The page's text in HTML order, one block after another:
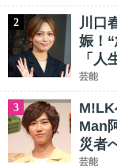
2
川口
娠！
「人
芸能
3
Man
災者
芸能